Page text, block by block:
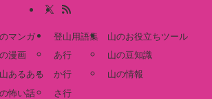
マンガ
漫画
あるある
怖い話
登山用語集
あ行
か行
さ行
山のお役立ちツール
山の豆知識
山の情報